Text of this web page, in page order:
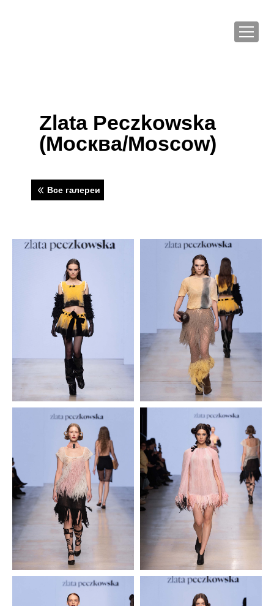
Zlata Peczkowska
(Москва/Moscow)
Все галереи